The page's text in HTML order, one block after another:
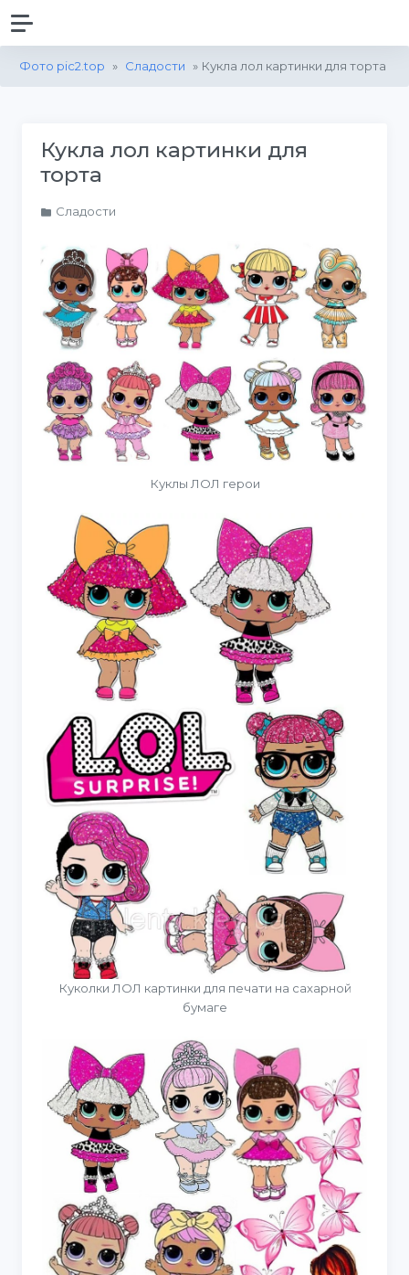
Фото pic2.top » Сладости » Кукла лол картинки для торта
Кукла лол картинки для
торта
Сладости
Куклы ЛОЛ герои
Куколки ЛОЛ картинки для печати на сахарной
бумаге